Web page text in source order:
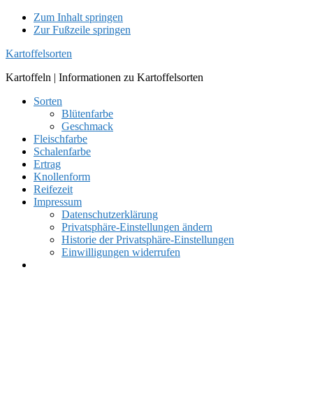
Zum Inhalt springen
Zur Fußzeile springen
Kartoffelsorten
Kartoffeln | Informationen zu Kartoffelsorten
Sorten
Blütenfarbe
Geschmack
Fleischfarbe
Schalenfarbe
Ertrag
Knollenform
Reifezeit
Impressum
Datenschutzerklärung
Privatsphäre-Einstellungen ändern
Historie der Privatsphäre-Einstellungen
Einwilligungen widerrufen